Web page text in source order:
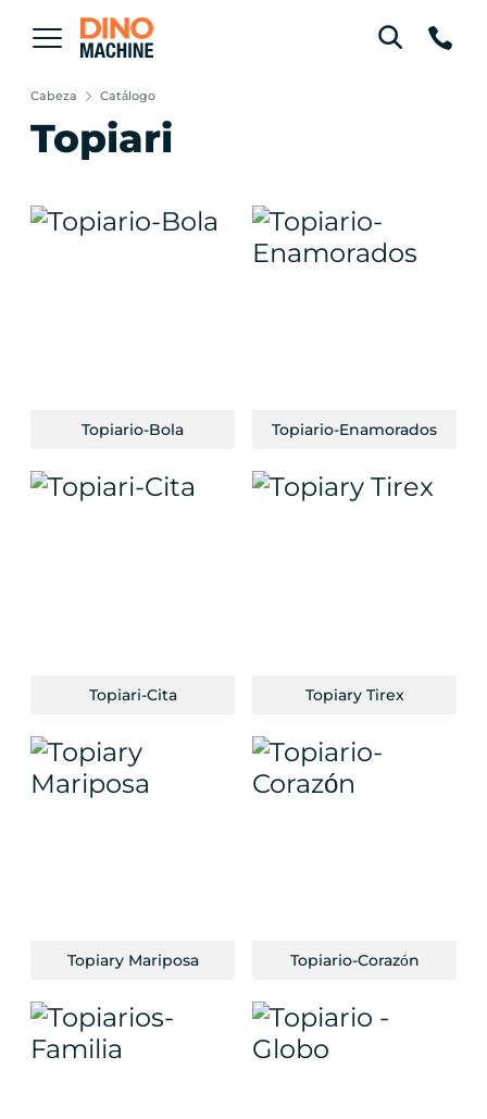
Cabeza Catálogo
Topiari
Topiario-Bola Topiario-Enamorados
Topiari-Cita Topiary Tirex
Topiary Mariposa Topiario-Corazón